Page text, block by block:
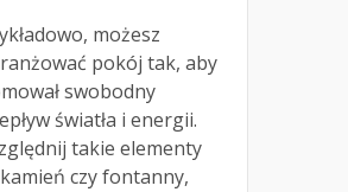
możesz
pokój tak, aby
swobodny
światła i energii.
takie elementy
czy fontanny,